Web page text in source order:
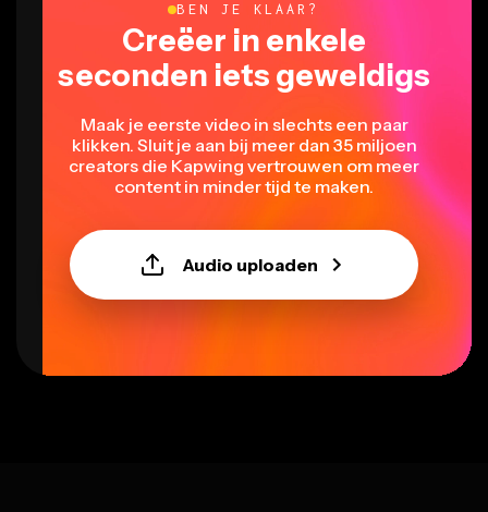
Creëer in enkele
seconden iets geweldigs
klikken. Sluit je aan bij meer dan 35 miljoen
creators die Kapwing vertrouwen om meer
content in minder tijd te maken.